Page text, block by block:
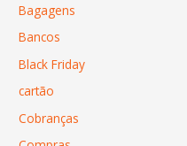
Bagagens
Bancos
Black Friday
cartão
Cobranças